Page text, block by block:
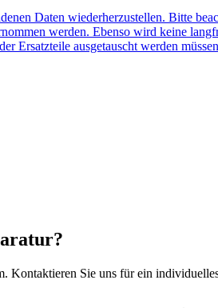
Daten wiederherzustellen. Bitte
werden. Ebenso wird keine
Ersatzteile ausgetauscht werden
. Kontaktieren Sie uns für ein